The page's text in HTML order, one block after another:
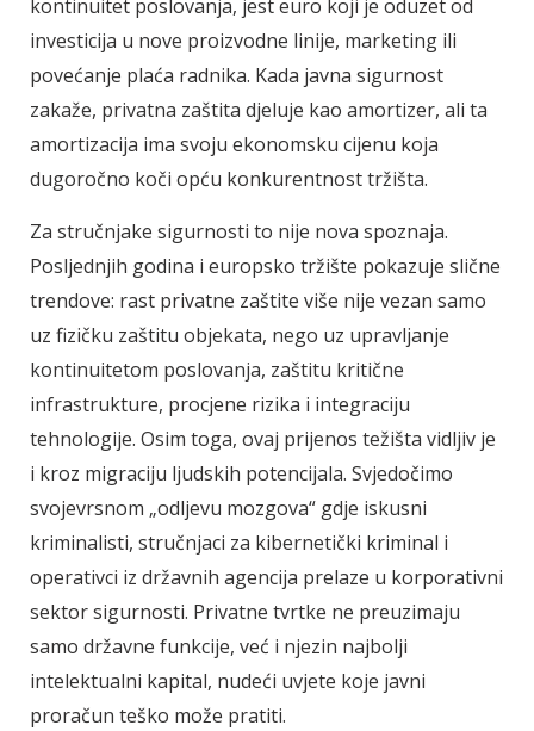
kontinuitet poslovanja, jest euro koji je oduzet od
investicija u nove proizvodne linije, marketing ili
povećanje plaća radnika. Kada javna sigurnost
zakaže, privatna zaštita djeluje kao amortizer, ali ta
amortizacija ima svoju ekonomsku cijenu koja
dugoročno koči opću konkurentnost tržišta.
Za stručnjake sigurnosti to nije nova spoznaja.
Posljednjih godina i europsko tržište pokazuje slične
trendove: rast privatne zaštite više nije vezan samo
uz fizičku zaštitu objekata, nego uz upravljanje
kontinuitetom poslovanja, zaštitu kritične
infrastrukture, procjene rizika i integraciju
tehnologije. Osim toga, ovaj prijenos težišta vidljiv je
i kroz migraciju ljudskih potencijala. Svjedočimo
svojevrsnom „odljevu mozgova“ gdje iskusni
kriminalisti, stručnjaci za kibernetički kriminal i
operativci iz državnih agencija prelaze u korporativni
sektor sigurnosti. Privatne tvrtke ne preuzimaju
samo državne funkcije, već i njezin najbolji
intelektualni kapital, nudeći uvjete koje javni
proračun teško može pratiti.